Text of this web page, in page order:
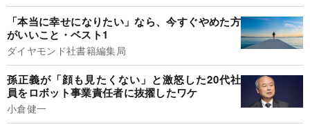
「本当に幸せになりたい」なら、今すぐやめた方
がいいこと・ベスト1
ダイヤモンド社書籍編集局
孫正義が「顔も見たくない」と激怒した20代社
員をロボット事業責任者に抜擢したワケ
小倉健一